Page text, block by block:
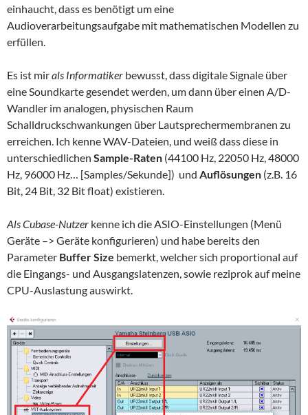
einhaucht, dass es benötigt um eine
Audioverarbeitungsaufgabe mit mathematischen Modellen zu
erfüllen.
Es ist mirals Informatiker bewusst, dass digitale Signale über
eine Soundkarte gesendet werden, um dann über einen A/D-
Wandler im analogen, physischen Raum
Schalldruckschwankungen über Lautsprechermembranen zu
erreichen. Ich kenne WAV-Dateien, und weiß dass diese in
unterschiedlichen Sample-Raten (44100 Hz, 22050 Hz, 48000
Hz, 96000 Hz… [Samples/Sekunde]) und Auflösungen (z.B. 16
Bit, 24 Bit, 32 Bit float) existieren.
Als Cubase-Nutzer kenne ich die ASIO-Einstellungen (Menü
Geräte –> Geräte konfigurieren) und habe bereits den
Parameter Buffer Size bemerkt, welcher sich proportional auf
die Eingangs- und Ausgangslatenzen, sowie reziprok auf meine
CPU-Auslastung auswirkt.